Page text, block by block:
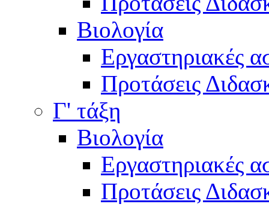
Βιολογία
Εργαστηριακές
Προτάσεις
Γ' τάξη
Βιολογία
Εργαστηριακές
Προτάσεις